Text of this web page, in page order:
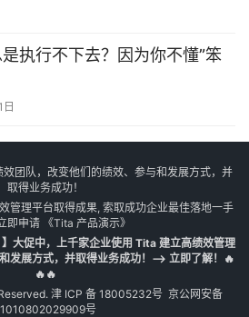
执行不下去？因为你不懂”笨
团队，改变他们的绩效、参与和发展方式，并
取得业务成功！
管理平台取得成果, 索取成功企业最佳落地一手
即申请《Tita 产品演示》
】大促中，上千家企业使用 Tita 建立高绩效管理
发展方式，并取得业务成功！--> 立即了解！🔥
🔥🔥
津 ICP 备 18005232号 京公网安备
号